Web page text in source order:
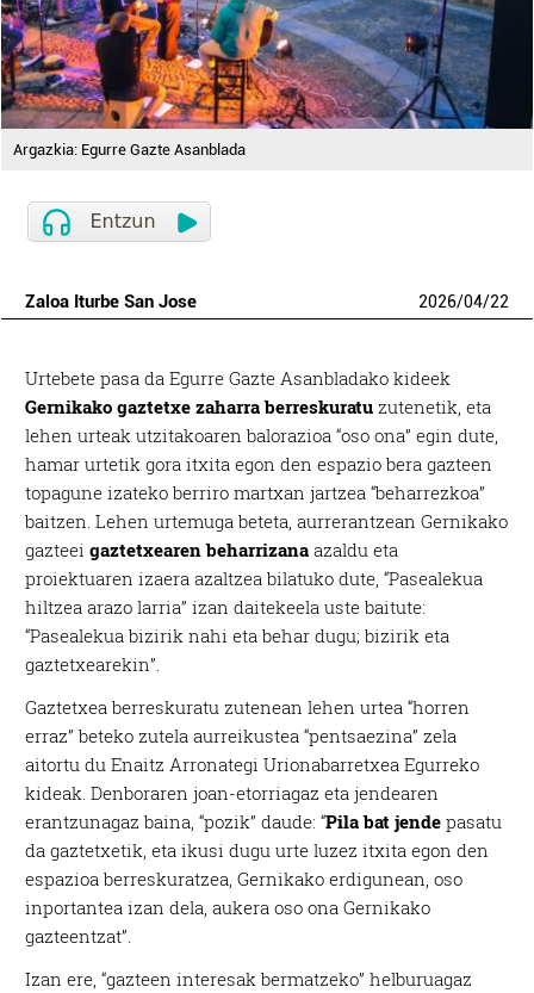
Argazkia: Egurre Gazte Asanblada
Zaloa Iturbe San Jose 2026/04/22
Urtebete pasa da Egurre Gazte Asanbladako kideek
Gernikako gaztetxe zaharra berreskuratu zutenetik, eta
lehen urteak utzitakoaren balorazioa “oso ona” egin dute,
hamar urtetik gora itxita egon den espazio bera gazteen
topagune izateko berriro martxan jartzea “beharrezkoa”
baitzen. Lehen urtemuga beteta, aurrerantzean Gernikako
gazteeigaztetxearen beharrizana azaldu eta
proiektuaren izaera azaltzea bilatuko dute, “Pasealekua
hiltzea arazo larria” izan daitekeela uste baitute:
“Pasealekua bizirik nahi eta behar dugu; bizirik eta
gaztetxearekin”.
Gaztetxea berreskuratu zutenean lehen urtea “horren
erraz” beteko zutela aurreikustea “pentsaezina” zela
aitortu du Enaitz Arronategi Urionabarretxea Egurreko
kideak. Denboraren joan-etorriagaz eta jendearen
erantzunagaz baina, “pozik” daude: “Pila bat jende pasatu
da gaztetxetik, eta ikusi dugu urte luzez itxita egon den
espazioa berreskuratzea, Gernikako erdigunean, oso
inportantea izan dela, aukera oso ona Gernikako
gazteentzat”.
Izan ere, “gazteen interesak bermatzeko” helburuagaz